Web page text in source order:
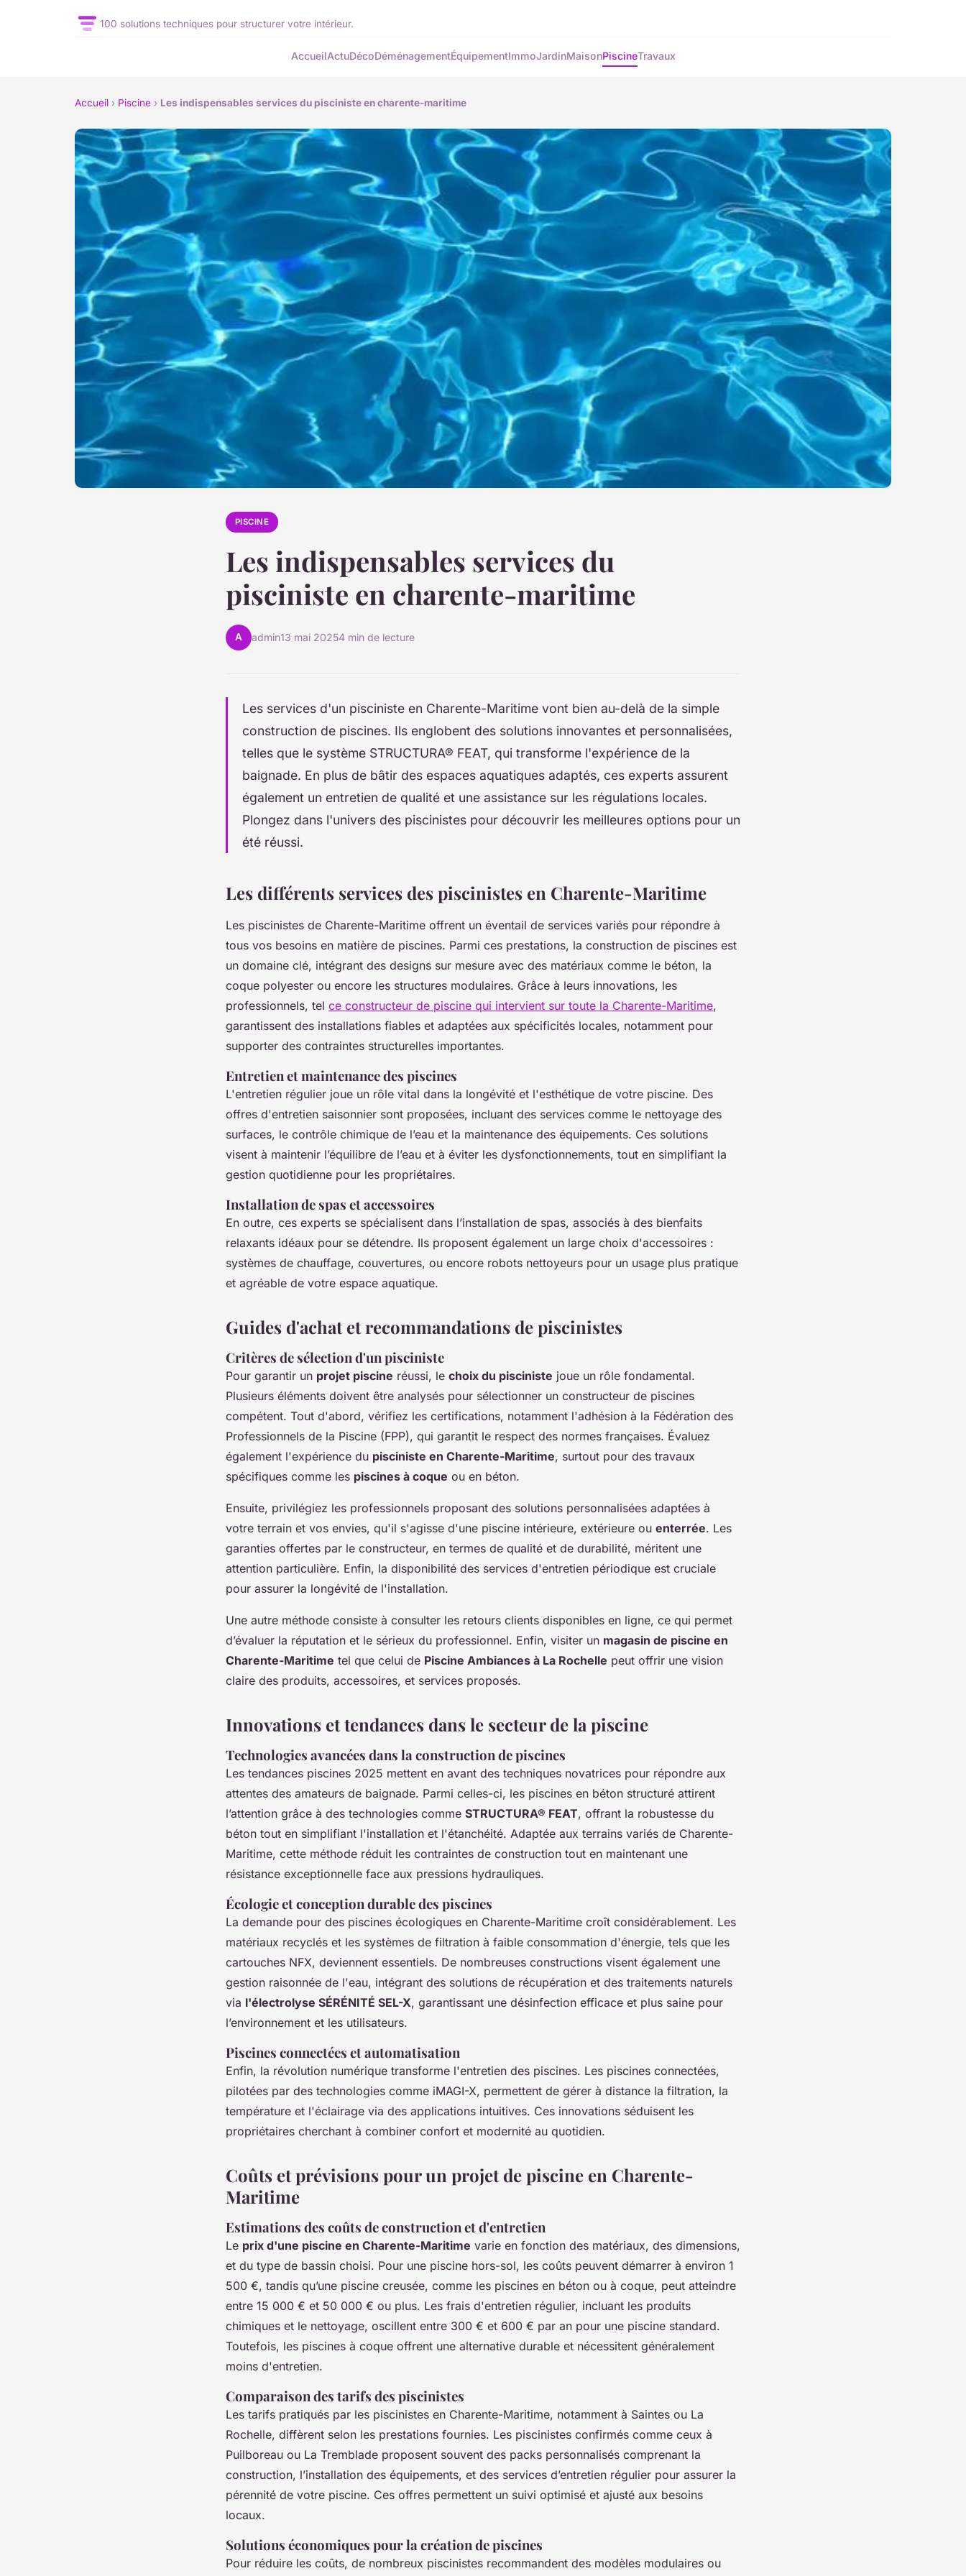
100 solutions techniques pour structurer votre intérieur.
AccueilActuDécoDéménagementÉquipementImmoJardinMaisonPiscineTravaux
Accueil › Piscine › Les indispensables services du pisciniste en charente-maritime
PISCINE
Les indispensables services du
pisciniste en charente-maritime
A admin13 mai 20254 min de lecture
Les services d'un pisciniste en Charente-Maritime vont bien au-delà de la simple
construction de piscines. Ils englobent des solutions innovantes et personnalisées,
telles que le système STRUCTURA® FEAT, qui transforme l'expérience de la
baignade. En plus de bâtir des espaces aquatiques adaptés, ces experts assurent
également un entretien de qualité et une assistance sur les régulations locales.
Plongez dans l'univers des piscinistes pour découvrir les meilleures options pour un
été réussi.
Les différents services des piscinistes en Charente-Maritime
Les piscinistes de Charente-Maritime offrent un éventail de services variés pour répondre à
tous vos besoins en matière de piscines. Parmi ces prestations, la construction de piscines est
un domaine clé, intégrant des designs sur mesure avec des matériaux comme le béton, la
coque polyester ou encore les structures modulaires. Grâce à leurs innovations, les
professionnels, tel ce constructeur de piscine qui intervient sur toute la Charente-Maritime,
garantissent des installations fiables et adaptées aux spécificités locales, notamment pour
supporter des contraintes structurelles importantes.
Entretien et maintenance des piscines
L'entretien régulier joue un rôle vital dans la longévité et l'esthétique de votre piscine. Des
offres d'entretien saisonnier sont proposées, incluant des services comme le nettoyage des
surfaces, le contrôle chimique de l’eau et la maintenance des équipements. Ces solutions
visent à maintenir l’équilibre de l’eau et à éviter les dysfonctionnements, tout en simplifiant la
gestion quotidienne pour les propriétaires.
Installation de spas et accessoires
En outre, ces experts se spécialisent dans l’installation de spas, associés à des bienfaits
relaxants idéaux pour se détendre. Ils proposent également un large choix d'accessoires :
systèmes de chauffage, couvertures, ou encore robots nettoyeurs pour un usage plus pratique
et agréable de votre espace aquatique.
Guides d'achat et recommandations de piscinistes
Critères de sélection d'un pisciniste
Pour garantir un projet piscine réussi, le choix du pisciniste joue un rôle fondamental.
Plusieurs éléments doivent être analysés pour sélectionner un constructeur de piscines
compétent. Tout d'abord, vérifiez les certifications, notamment l'adhésion à la Fédération des
Professionnels de la Piscine (FPP), qui garantit le respect des normes françaises. Évaluez
également l'expérience du pisciniste en Charente-Maritime, surtout pour des travaux
spécifiques comme les piscines à coque ou en béton.
Ensuite, privilégiez les professionnels proposant des solutions personnalisées adaptées à
votre terrain et vos envies, qu'il s'agisse d'une piscine intérieure, extérieure ou enterrée. Les
garanties offertes par le constructeur, en termes de qualité et de durabilité, méritent une
attention particulière. Enfin, la disponibilité des services d'entretien périodique est cruciale
pour assurer la longévité de l'installation.
Une autre méthode consiste à consulter les retours clients disponibles en ligne, ce qui permet
d’évaluer la réputation et le sérieux du professionnel. Enfin, visiter un magasin de piscine en
Charente-Maritime tel que celui de Piscine Ambiances à La Rochelle peut offrir une vision
claire des produits, accessoires, et services proposés.
Innovations et tendances dans le secteur de la piscine
Technologies avancées dans la construction de piscines
Les tendances piscines 2025 mettent en avant des techniques novatrices pour répondre aux
attentes des amateurs de baignade. Parmi celles-ci, les piscines en béton structuré attirent
l’attention grâce à des technologies comme STRUCTURA® FEAT, offrant la robustesse du
béton tout en simplifiant l'installation et l'étanchéité. Adaptée aux terrains variés de Charente-
Maritime, cette méthode réduit les contraintes de construction tout en maintenant une
résistance exceptionnelle face aux pressions hydrauliques.
Écologie et conception durable des piscines
La demande pour des piscines écologiques en Charente-Maritime croît considérablement. Les
matériaux recyclés et les systèmes de filtration à faible consommation d'énergie, tels que les
cartouches NFX, deviennent essentiels. De nombreuses constructions visent également une
gestion raisonnée de l'eau, intégrant des solutions de récupération et des traitements naturels
via l'électrolyse SÉRÉNITÉ SEL-X, garantissant une désinfection efficace et plus saine pour
l’environnement et les utilisateurs.
Piscines connectées et automatisation
Enfin, la révolution numérique transforme l'entretien des piscines. Les piscines connectées,
pilotées par des technologies comme iMAGI-X, permettent de gérer à distance la filtration, la
température et l'éclairage via des applications intuitives. Ces innovations séduisent les
propriétaires cherchant à combiner confort et modernité au quotidien.
Coûts et prévisions pour un projet de piscine en Charente-
Maritime
Estimations des coûts de construction et d'entretien
Le prix d'une piscine en Charente-Maritime varie en fonction des matériaux, des dimensions,
et du type de bassin choisi. Pour une piscine hors-sol, les coûts peuvent démarrer à environ 1
500 €, tandis qu’une piscine creusée, comme les piscines en béton ou à coque, peut atteindre
entre 15 000 € et 50 000 € ou plus. Les frais d'entretien régulier, incluant les produits
chimiques et le nettoyage, oscillent entre 300 € et 600 € par an pour une piscine standard.
Toutefois, les piscines à coque offrent une alternative durable et nécessitent généralement
moins d'entretien.
Comparaison des tarifs des piscinistes
Les tarifs pratiqués par les piscinistes en Charente-Maritime, notamment à Saintes ou La
Rochelle, diffèrent selon les prestations fournies. Les piscinistes confirmés comme ceux à
Puilboreau ou La Tremblade proposent souvent des packs personnalisés comprenant la
construction, l’installation des équipements, et des services d’entretien régulier pour assurer la
pérennité de votre piscine. Ces offres permettent un suivi optimisé et ajusté aux besoins
locaux.
Solutions économiques pour la création de piscines
Pour réduire les coûts, de nombreux piscinistes recommandent des modèles modulaires ou